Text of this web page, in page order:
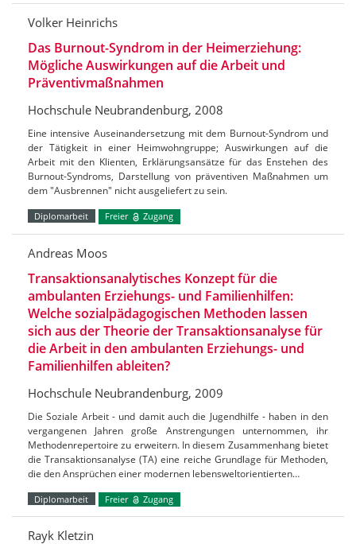
Volker Heinrichs
Das Burnout-Syndrom in der Heimerziehung:
Mögliche Auswirkungen auf die Arbeit und
Präventivmaßnahmen
Hochschule Neubrandenburg, 2008
Eine intensive Auseinandersetzung mit dem Burnout-Syndrom und
der Tätigkeit in einer Heimwohngruppe; Auswirkungen auf die
Arbeit mit den Klienten, Erklärungsansätze für das Enstehen des
Burnout-Syndroms, Darstellung von präventiven Maßnahmen um
dem "Ausbrennen" nicht ausgeliefert zu sein.
Diplomarbeit Freier Zugang
Andreas Moos
Transaktionsanalytisches Konzept für die
ambulanten Erziehungs- und Familienhilfen:
Welche sozialpädagogischen Methoden lassen
sich aus der Theorie der Transaktionsanalyse für
die Arbeit in den ambulanten Erziehungs- und
Familienhilfen ableiten?
Hochschule Neubrandenburg, 2009
Die Soziale Arbeit - und damit auch die Jugendhilfe - haben in den
vergangenen Jahren große Anstrengungen unternommen, ihr
Methodenrepertoire zu erweitern. In diesem Zusammenhang bietet
die Transaktionsanalyse (TA) eine reiche Grundlage für Methoden,
die den Ansprüchen einer modernen lebensweltorientierten…
Diplomarbeit Freier Zugang
Rayk Kletzin